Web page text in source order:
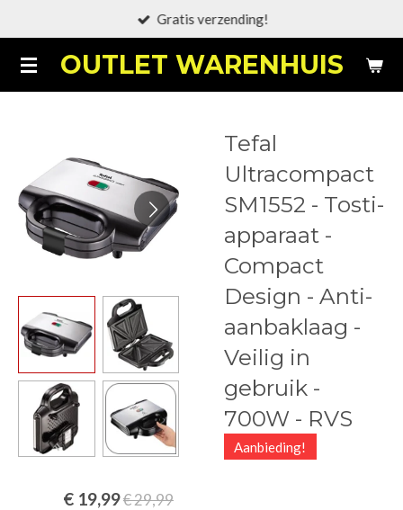
naar
de
OUTLET WARENHUIS
Gratis verzending!
Tefal
Ultracompact
SM1552 - Tosti-
apparaat -
Compact
Design - Anti-
aanbaklaag -
Veilig in
gebruik -
700W - RVS
Aanbieding!
€ 19,99€ 29,99